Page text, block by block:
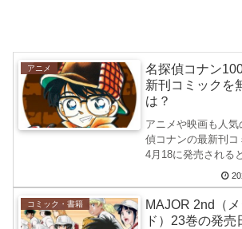
アニメ
名探偵コナン
新刊コミックを
は？
アニメや映画も人
偵コナンの最新刊
4月18に発売される
巻の発売日の予想
す。名探偵コナン
休載はいつまで？病
名探偵コナン...
コミック・書籍
MAJOR 2nd（
ド）23巻の発売